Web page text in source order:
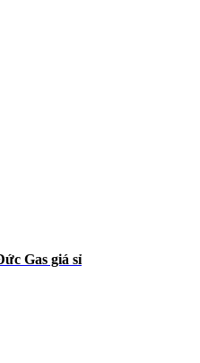
Gas giá sỉ